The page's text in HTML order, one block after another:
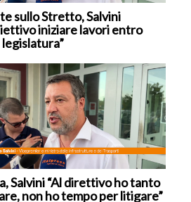
sullo Stretto, Salvini
iniziare lavori entro
Salvini “Al direttivo ho tanto
non ho tempo per litigare”